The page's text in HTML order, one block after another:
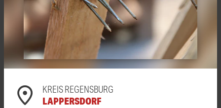
KREIS REGENSBURG
LAPPERSDORF